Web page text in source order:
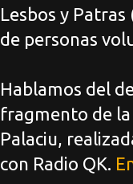
Lesbos y Patras
de personas
Hablamos del
fragmento de
Palaciu,
con Radio QK.